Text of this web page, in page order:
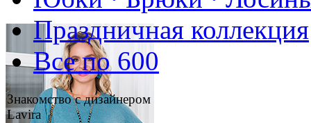
Праздничная коллекция
Все по 600
Знакомство с дизайнером
Lavira